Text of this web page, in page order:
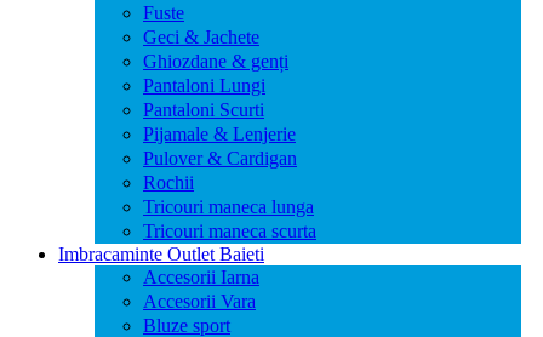
Fuste
Geci & Jachete
Ghiozdane & genți
Pantaloni Lungi
Pantaloni Scurti
Pijamale & Lenjerie
Pulover & Cardigan
Rochii
Tricouri maneca lunga
Tricouri maneca scurta
Imbracaminte Outlet Baieti
Accesorii Iarna
Accesorii Vara
Bluze sport